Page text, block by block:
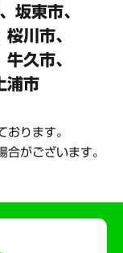
坂東市、
川市、
久市、
浦市
ります。
がございます。